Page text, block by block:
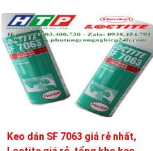
Keo dán SF 7063 giá rẻ nhất,